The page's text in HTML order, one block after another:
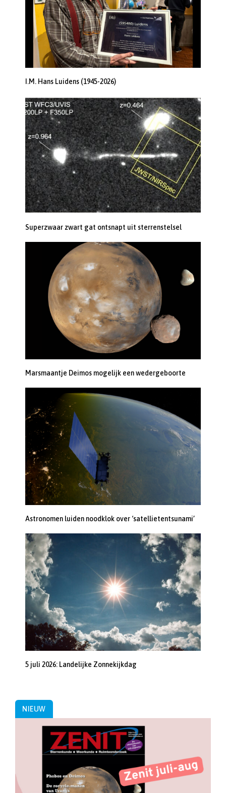
I.M. Hans Luidens (1945-2026)
Superzwaar zwart gat ontsnapt uit sterrenstelsel
Marsmaantje Deimos mogelijk een wedergeboorte
Astronomen luiden noodklok over ‘satellietentsunami’
5 juli 2026: Landelijke Zonnekijkdag
NIEUW